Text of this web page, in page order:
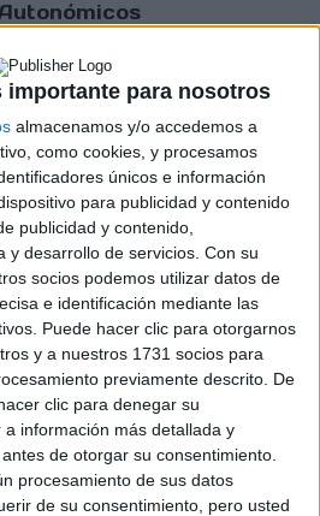
importante para nosotros
almacenamos y/o accedemos a
como cookies, y procesamos
únicos e información
para publicidad y contenido
publicidad y contenido,
y desarrollo de servicios. Con su
socios podemos utilizar datos de
e identificación mediante las
Puede hacer clic para otorgarnos
y a nuestros 1731 socios para
previamente descrito. De
clic para denegar su
información más detallada y
de otorgar su consentimiento.
procesamiento de sus datos
de su consentimiento, pero usted
poder ofrecer diferentes
ajenos para que los
adquirir